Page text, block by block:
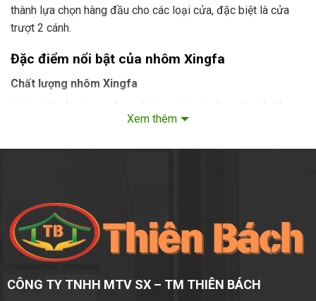
thành lựa chọn hàng đầu cho các loại cửa, đặc biệt là cửa
trượt 2 cánh.
Đặc điểm nổi bật của nhôm Xingfa
Chất lượng nhôm Xingfa
Nhôm Xingfa được sản xuất theo tiêu chuẩn quốc tế, đảm
bảo độ dày và độ bền của vật liệu. Bề mặt nhôm được xử lý
Nhôm Xingfa có độ bền cao, khả năng chống va đập tốt và
không bị biến dạng dưới tác động của ngoại lực. Điều này
đảm bảo an toàn tuyệt đối cho người sử dụng.
Khả năng cách âm, cách nhiệt
Xem thêm
CÔNG TY TNHH MTV SX – TM THIÊN BÁCH